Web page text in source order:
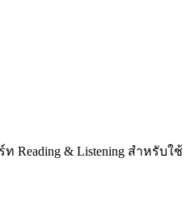
Reading & Listening สำหรับใช้